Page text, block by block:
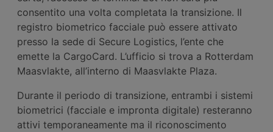
consentito una volta completata la transizione. Il
registro biometrico facciale può essere attivato
presso la sede di Secure Logistics, l’ente che
emette la CargoCard. L’ufficio si trova a Rotterdam
Maasvlakte, all’interno di Maasvlakte Plaza.
Durante il periodo di transizione, entrambi i sistemi
biometrici (facciale e impronta digitale) resteranno
attivi temporaneamente ma il riconoscimento